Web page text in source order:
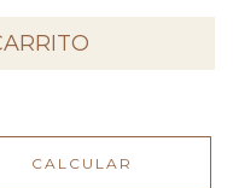
CALCULAR